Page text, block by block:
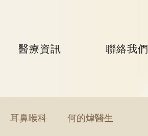
醫療資訊 聯絡我們
耳鼻喉科 何的煒醫生